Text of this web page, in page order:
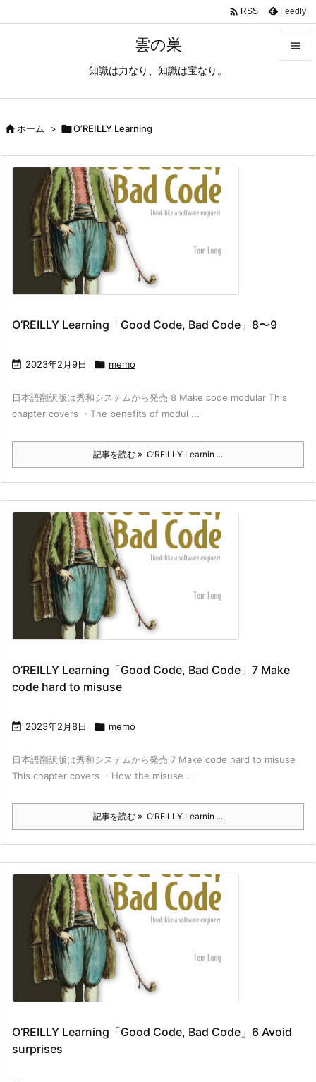
雲の巣
知識は力なり、知識は宝なり。

 RSS Feedly
ホーム > O’REILLY Learning
O’REILLY Learning「Good Code, Bad Code」8〜9
 2023年2月9日  memo
日本語翻訳版は秀和システムから発売 8 Make code modular This
chapter covers ・The benefits of modul ...
記事を読む O’REILLY Learnin ...
O’REILLY Learning「Good Code, Bad Code」7 Make
code hard to misuse
 2023年2月8日  memo
日本語翻訳版は秀和システムから発売 7 Make code hard to misuse
This chapter covers ・How the misuse ...
記事を読む O’REILLY Learnin ...
O’REILLY Learning「Good Code, Bad Code」6 Avoid
surprises